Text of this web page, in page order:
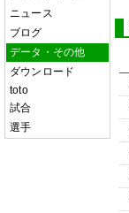
ニュース
ブログ
データ・その他
ダウンロード
toto
試合
選手